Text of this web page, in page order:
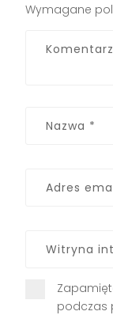
Wymagane
podczas